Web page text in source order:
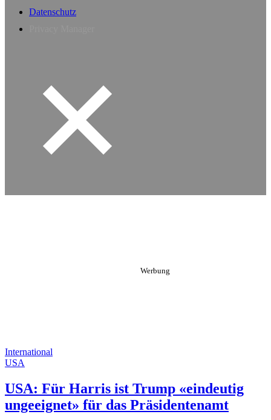
Datenschutz
International
USA
USA: Für Harris ist Trump «eindeutig
ungeeignet» für das Präsidentenamt